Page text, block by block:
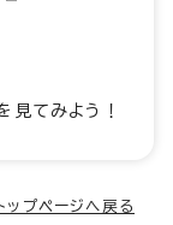
見てみよう！
ップページへ戻る